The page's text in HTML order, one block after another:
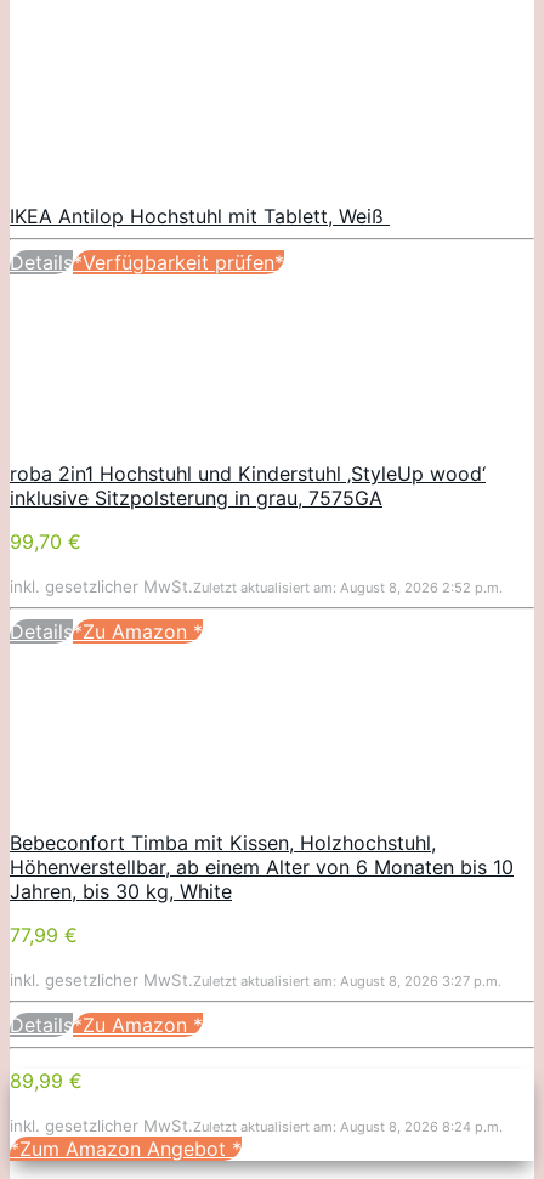
IKEA Antilop Hochstuhl mit Tablett, Weiß
Details*Verfügbarkeit prüfen*
roba 2in1 Hochstuhl und Kinderstuhl ‚StyleUp wood‘
inklusive Sitzpolsterung in grau, 7575GA
99,70 €
inkl. gesetzlicher MwSt.Zuletzt aktualisiert am: August 8, 2026 2:52 p.m.
Details*Zu Amazon *
Bebeconfort Timba mit Kissen, Holzhochstuhl,
Höhenverstellbar, ab einem Alter von 6 Monaten bis 10
Jahren, bis 30 kg, White
77,99 €
inkl. gesetzlicher MwSt.Zuletzt aktualisiert am: August 8, 2026 3:27 p.m.
Details*Zu Amazon *
89,99 €
inkl. gesetzlicher MwSt.Zuletzt aktualisiert am: August 8, 2026 8:24 p.m.
*Zum Amazon Angebot *